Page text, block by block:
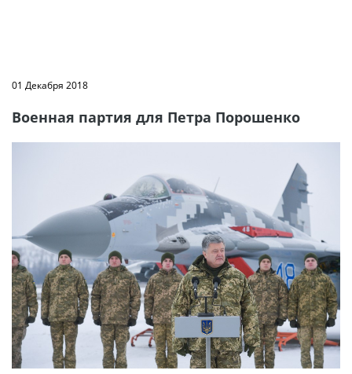
01 Декабря 2018
Военная партия для Петра Порошенко